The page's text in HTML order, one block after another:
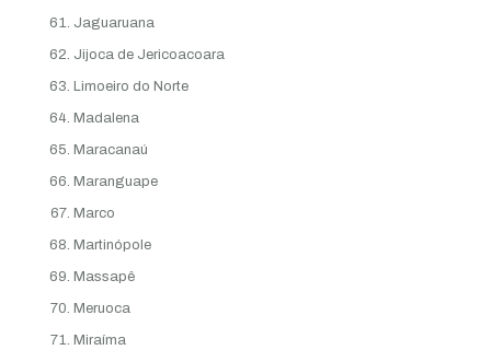
Jaguaruana
Jijoca de Jericoacoara
Limoeiro do Norte
Madalena
Maracanaú
Maranguape
Marco
Martinópole
Massapê
Meruoca
Miraíma